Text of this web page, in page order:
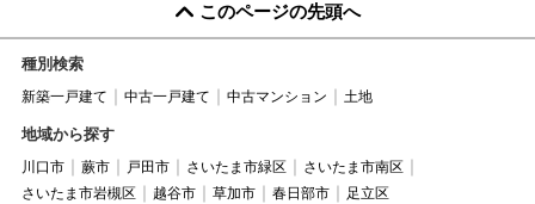
このページの先頭へ
種別検索
新築一戸建て 中古一戸建て 中古マンション 土地
地域から探す
川口市 蕨市 戸田市 さいたま市緑区
さいたま市南区
さいたま市岩槻区
越谷市 草加市 春日部市 足立区